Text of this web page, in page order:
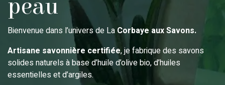
peau
Bienvenue dans l’univers de La Corbaye aux Savons.
Artisane savonnière certifiée, je fabrique des savons
solides naturels à base d’huile d’olive bio, d’huiles
essentielles et d’argiles.